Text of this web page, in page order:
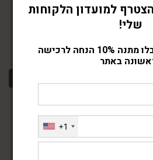
₪85.00
₪29.00
למועדון הלקוחות
שלי!
הכניסו פרטים וקבלו מתנה 10% הנחה לרכישה
באתר
+1